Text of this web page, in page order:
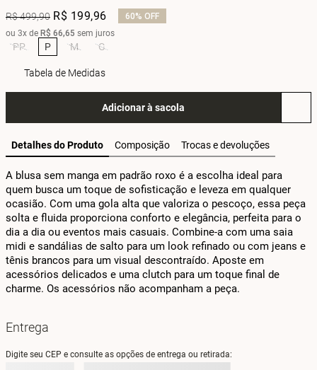
R$499,90 R$ 199,96 60% OFF
ou 3x de R$ 66,65 sem juros
PP P M G
Tabela de Medidas
Adicionar à sacola
Detalhes do Produto Composição Trocas e devoluções
A blusa sem manga em padrão roxo é a escolha ideal para
quem busca um toque de sofisticação e leveza em qualquer
ocasião. Com uma gola alta que valoriza o pescoço, essa peça
solta e fluida proporciona conforto e elegância, perfeita para o
dia a dia ou eventos mais casuais. Combine-a com uma saia
midi e sandálias de salto para um look refinado ou com jeans e
tênis brancos para um visual descontraído. Aposte em
acessórios delicados e uma clutch para um toque final de
charme. Os acessórios não acompanham a peça.
Entrega
Digite seu CEP e consulte as opções de entrega ou retirada: